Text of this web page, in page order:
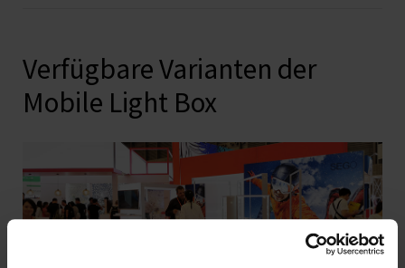
Verfügbare Varianten der
Mobile Light Box